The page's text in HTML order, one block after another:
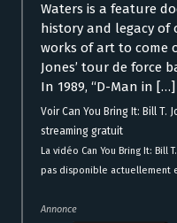
Waters is a feature
history and legacy
works of art to come
Jones’ tour de force
In 1989, “D-Man in […]
Voir Can You Bring It: Bill T.
streaming gratuit
La vidéo Can You Bring It: Bill
pas disponible actuellement
Annonce